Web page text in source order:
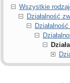
Wszystkie
Działalność